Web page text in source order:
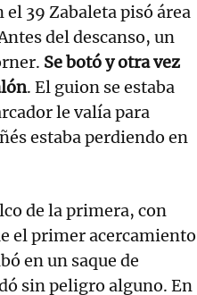
39 Zabaleta pisó área
del descanso, un
Se botó y otra vez
. El guion se estaba
le valía para
estaba perdiendo en
de la primera, con
el primer acercamiento
en un saque de
sin peligro alguno. En